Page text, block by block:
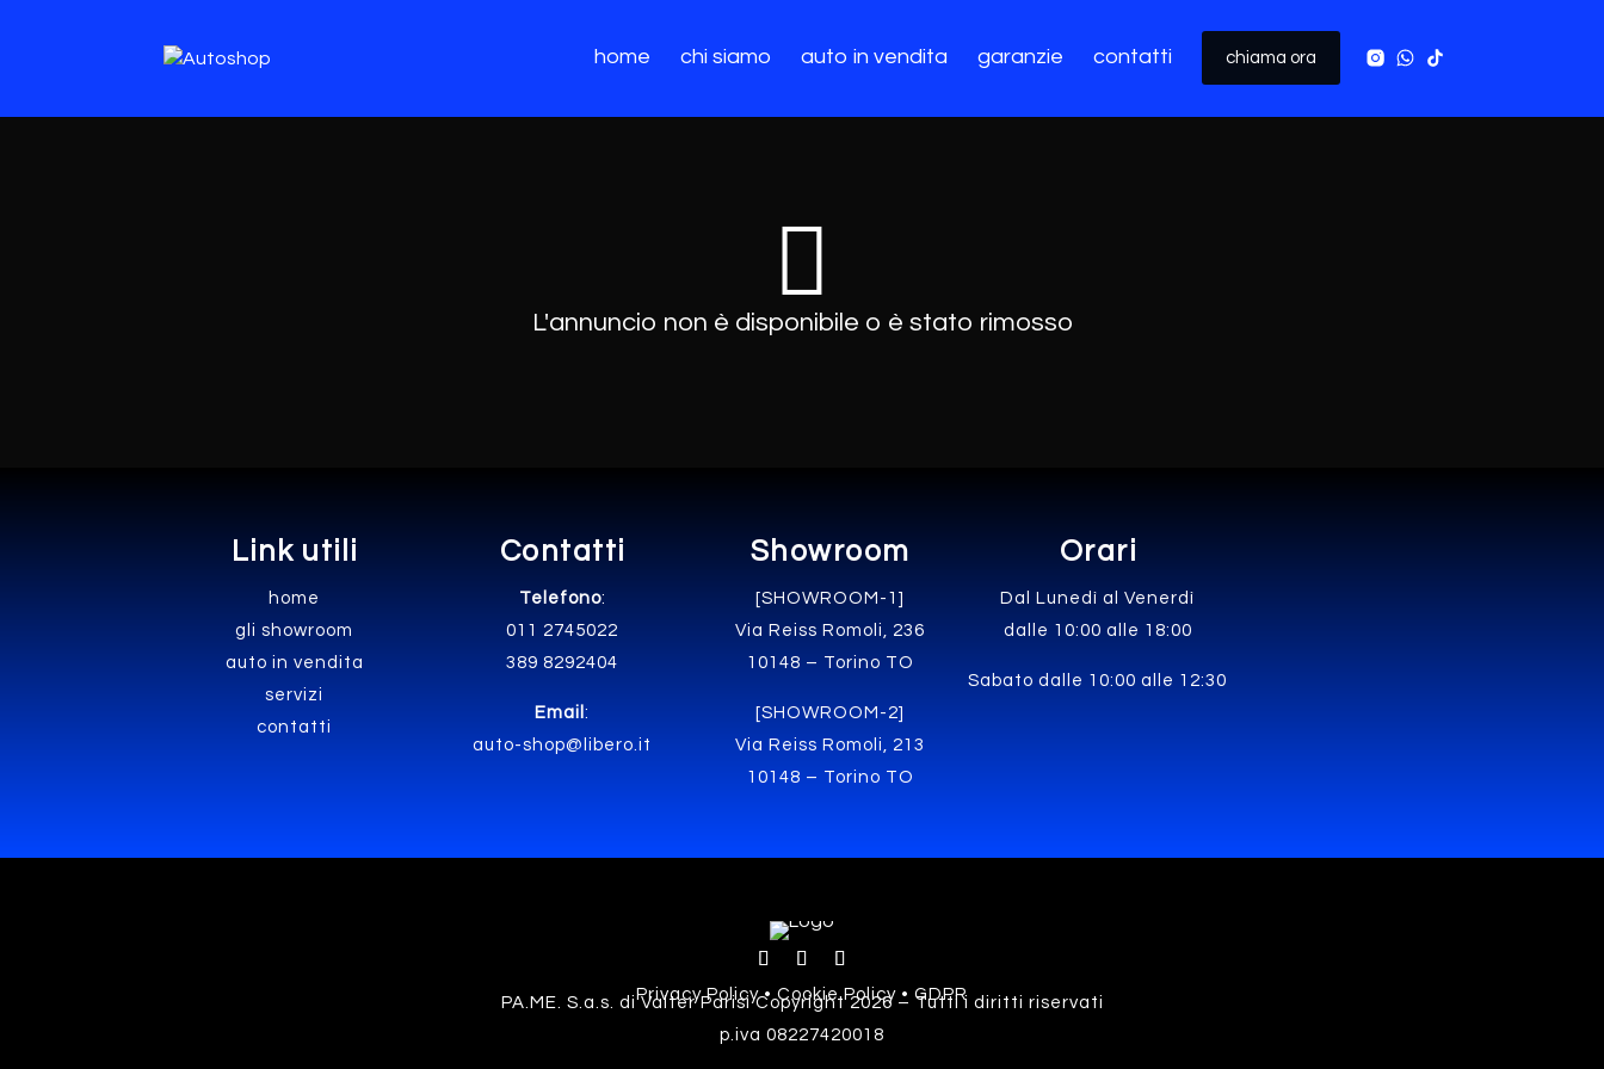
home chi siamo auto in vendita garanzie contatti chiama ora
L'annuncio non è disponibile o è stato rimosso
Link utili
home
gli showroom
auto in vendita
servizi
contatti
Contatti
Telefono:
011 2745022
389 8292404
Email:
auto-shop@libero.it
Showroom
[SHOWROOM-1]
Via Reiss Romoli, 236
10148 – Torino TO
[SHOWROOM-2]
Via Reiss Romoli, 213
10148 – Torino TO
Orari
Dal Lunedì al Venerdì
dalle 10:00 alle 18:00
Sabato dalle 10:00 alle 12:30
Privacy Policy • Cookie Policy • GDPR
PA.ME. S.a.s. di Valter Parisi Copyright 2026 – Tutti i diritti riservati
p.iva 08227420018